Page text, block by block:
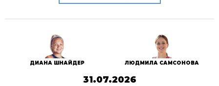
ДИАНА ШНАЙДЕР ЛЮДМИЛА САМСОНОВА
31.07.2026